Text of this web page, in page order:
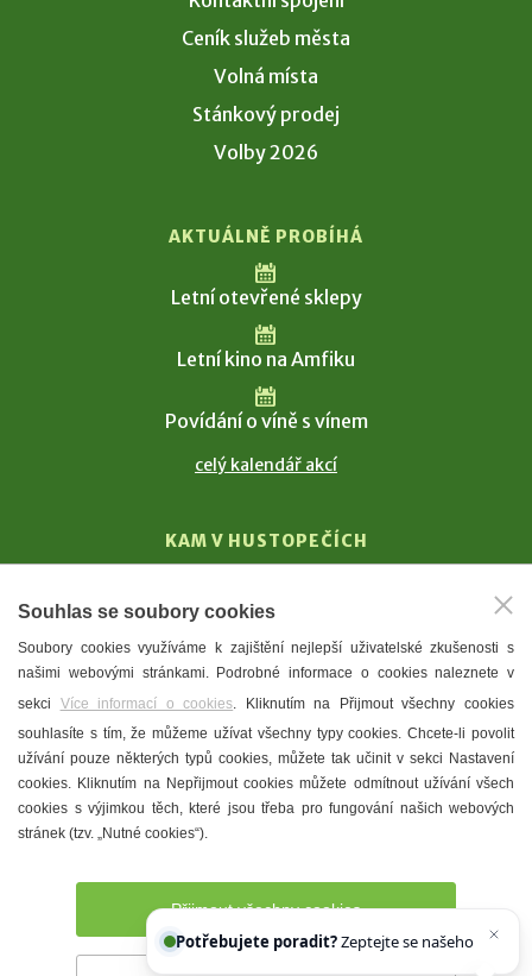
Ceník služeb města
Volná místa
Stánkový prodej
Volby 2026
AKTUÁLNĚ PROBÍHÁ
Letní otevřené sklepy
Letní kino na Amfiku
Povídání o víně s vínem
celý kalendář akcí
KAM V HUSTOPEČÍCH
T. G. Masaryk
Mandloně
Ubytování
Restaurace
Městské muzeum a galerie
Denní meníčka
Souhlas se soubory cookies
Soubory cookies využíváme k zajištění nejlepší uživatelské zkušenosti s
našimi webovými stránkami. Podrobné informace o cookies naleznete v
sekci Více informací o cookies. Kliknutím na Přijmout všechny cookies
souhlasíte s tím, že můžeme užívat všechny typy cookies. Chcete-li povolit
užívání pouze některých typů cookies, můžete tak učinit v sekci Nastavení
cookies. Kliknutím na Nepřijmout cookies můžete odmítnout užívání všech
cookies s výjimkou těch, které jsou třeba pro fungování našich webových
stránek (tzv. „Nutné cookies“).
Přijmout všechny cookies
Potřebujete poradit?